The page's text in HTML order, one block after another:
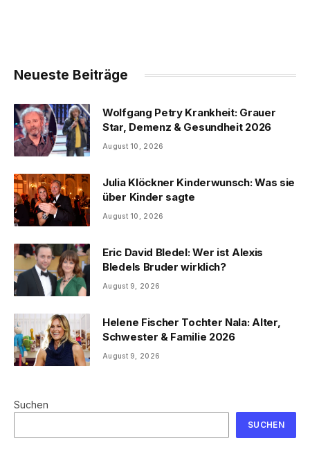
Neueste Beiträge
Wolfgang Petry Krankheit: Grauer
Star, Demenz & Gesundheit 2026
August 10, 2026
Julia Klöckner Kinderwunsch: Was sie
über Kinder sagte
August 10, 2026
Eric David Bledel: Wer ist Alexis
Bledels Bruder wirklich?
August 9, 2026
Helene Fischer Tochter Nala: Alter,
Schwester & Familie 2026
August 9, 2026
Suchen
SUCHEN